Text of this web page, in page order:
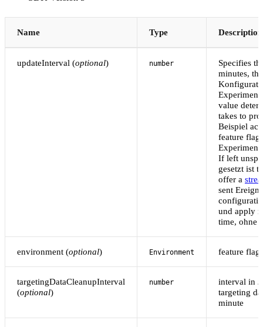
Name Type Description
updateInterval (optional) number
Specifies
minutes,
value
takes to
Beispiel
feature
If left
gesetzt ist
offer a
sent
und apply
time, ohne
environment (optional) Environment feature flag
targetingDataCleanupInterval
(optional)
number interval in
targeting
minute